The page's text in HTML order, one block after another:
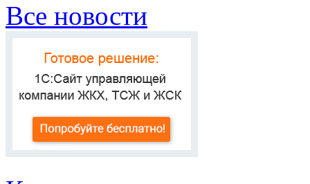
Все новости